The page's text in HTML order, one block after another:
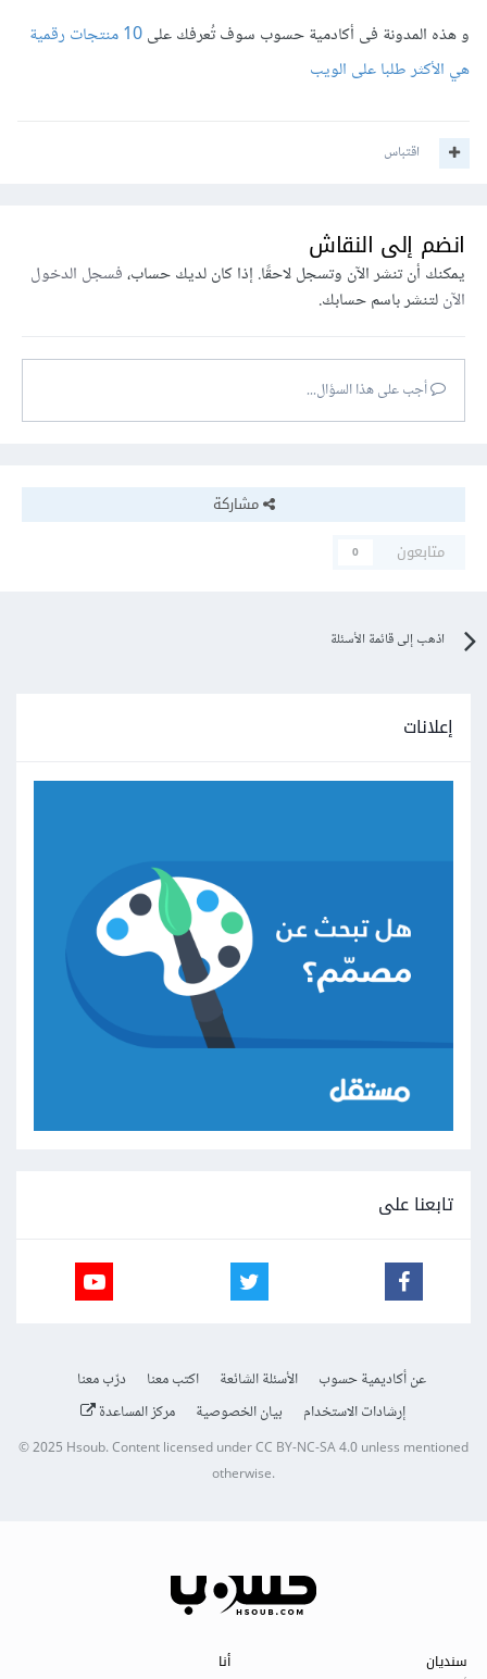
و هذه المدونة فى أكادمية حسوب سوف تُعرفك على
10 منتجات رقمية
هي الأكثر طلبا على الويب
اقتباس
انضم إلى النقاش
يمكنك أن تنشر الآن وتسجل لاحقًا. إذا كان لديك حساب،فسجل الدخول
الآنلتنشر باسم حسابك.
أجب على هذا السؤال...
مشاركة
متابعون
0
اذهب إلى قائمة الأسئلة
إعلانات
تابعنا على
عن أكاديمية حسوب الأسئلة الشائعة اكتب معنا
درّب معنا
إرشادات الاستخدام
بيان الخصوصية مركز المساعدة
© 2025Hsoub.Content licensed underCC BY-NC-SA 4.0unless mentioned
otherwise.